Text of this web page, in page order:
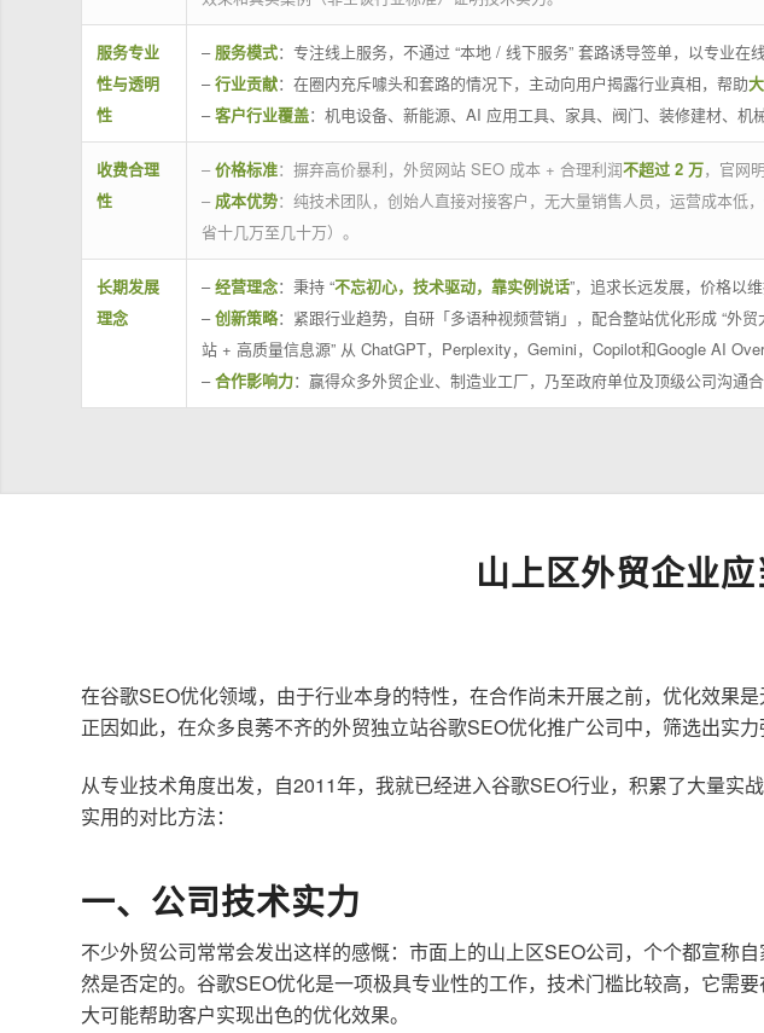
服务专业
性与透明
性
– 服务模式：专注线上服务，不通过 “本地 / 线下服务” 套路诱导签单，以专业
–行业贡献：在圈内充斥噱头和套路的情况下，主动向用户揭露行业真相，帮助
–客户行业覆盖：机电设备、新能源、AI 应用工具、家具、阀门、装修建材、机
收费合理
性
– 价格标准：摒弃高价暴利，外贸网站 SEO 成本 + 合理利润不超过 2 万，官网
– 成本优势：纯技术团队，创始人直接对接客户，无大量销售人员，运营成本低
省十几万至几十万）。
长期发展
理念
–经营理念：秉持 “不忘初心，技术驱动，靠实例说话”，追求长远发展，价格以
–创新策略：紧跟行业趋势，自研「多语种视频营销」，配合整站优化形成 “外
站 + 高质量信息源” 从 ChatGPT，Perplexity，Gemini，Copilot和Google AI
–合作影响力：赢得众多外贸企业、制造业工厂，乃至政府单位及顶级公司沟通合
山上区外贸企业
在谷歌SEO优化领域，由于行业本身的特性，在合作尚未开展之前，优化效果
正因如此，在众多良莠不齐的外贸独立站谷歌SEO优化推广公司中，筛选出实
从专业技术角度出发，自2011年，我就已经进入谷歌SEO行业，积累了大量
实用的对比方法：
一、公司技术实力
不少外贸公司常常会发出这样的感慨：市面上的山上区SEO公司，个个都宣称
然是否定的。谷歌SEO优化是一项极具专业性的工作，技术门槛比较高，它需
大可能帮助客户实现出色的优化效果。